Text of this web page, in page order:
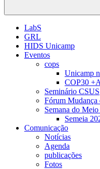
LabS
GRL
HIDS Unicamp
Eventos
cops
Unicamp
COP30
Seminário CSUS
Fórum Mudança
Semana do
Semeia
Comunicação
Notícias
Agenda
publicações
Fotos